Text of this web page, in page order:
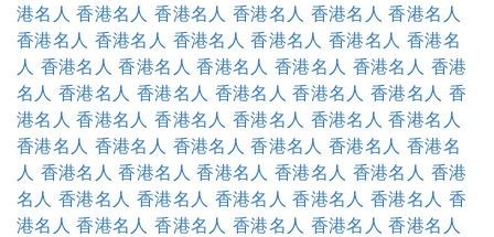
港名人 香港名人 香港名人 香港名人 香港名人 香港名人
香港名人 香港名人 香港名人 香港名人 香港名人 香港名
人 香港名人 香港名人 香港名人 香港名人 香港名人 香港
名人 香港名人 香港名人 香港名人 香港名人 香港名人 香
港名人 香港名人 香港名人 香港名人 香港名人 香港名人
香港名人 香港名人 香港名人 香港名人 香港名人 香港名
人 香港名人 香港名人 香港名人 香港名人 香港名人 香港
名人 香港名人 香港名人 香港名人 香港名人 香港名人 香
港名人 香港名人 香港名人 香港名人 香港名人 香港名人